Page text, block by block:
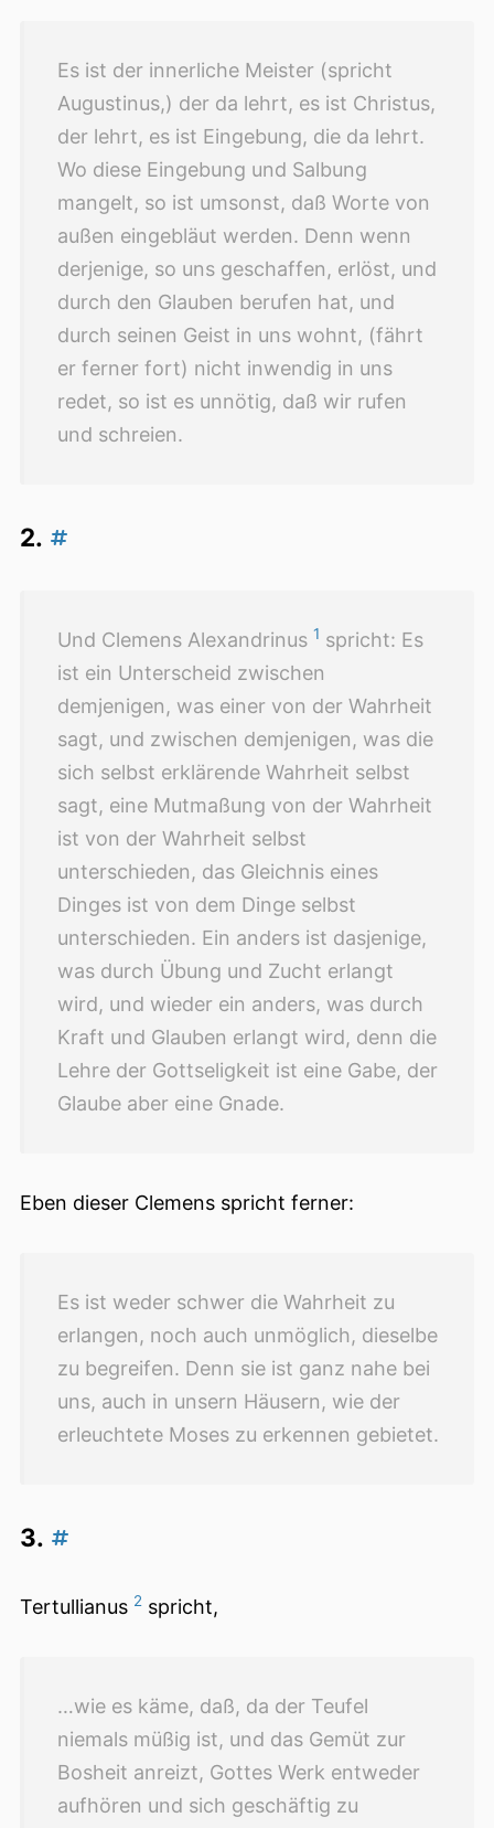
Es ist der innerliche Meister (spricht
Augustinus,) der da lehrt, es ist Christus,
der lehrt, es ist Eingebung, die da lehrt.
Wo diese Eingebung und Salbung
mangelt, so ist umsonst, daß Worte von
außen eingebläut werden. Denn wenn
derjenige, so uns geschaffen, erlöst, und
durch den Glauben berufen hat, und
durch seinen Geist in uns wohnt, (fährt
er ferner fort) nicht inwendig in uns
redet, so ist es unnötig, daß wir rufen
und schreien.
2.
Und Clemens Alexandrinus 1 spricht: Es
ist ein Unterscheid zwischen
demjenigen, was einer von der Wahrheit
sagt, und zwischen demjenigen, was die
sich selbst erklärende Wahrheit selbst
sagt, eine Mutmaßung von der Wahrheit
ist von der Wahrheit selbst
unterschieden, das Gleichnis eines
Dinges ist von dem Dinge selbst
unterschieden. Ein anders ist dasjenige,
was durch Übung und Zucht erlangt
wird, und wieder ein anders, was durch
Kraft und Glauben erlangt wird, denn die
Lehre der Gottseligkeit ist eine Gabe, der
Glaube aber eine Gnade.
Eben dieser Clemens spricht ferner:
Es ist weder schwer die Wahrheit zu
erlangen, noch auch unmöglich, dieselbe
zu begreifen. Denn sie ist ganz nahe bei
uns, auch in unsern Häusern, wie der
erleuchtete Moses zu erkennen gebietet.
3.
Tertullianus 2 spricht,
…wie es käme, daß, da der Teufel
niemals müßig ist, und das Gemüt zur
Bosheit anreizt, Gottes Werk entweder
aufhören und sich geschäftig zu